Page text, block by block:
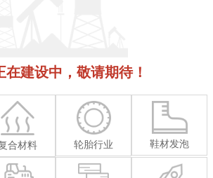
在建设中，敬请期待！
合材料 轮胎行业 鞋材发泡